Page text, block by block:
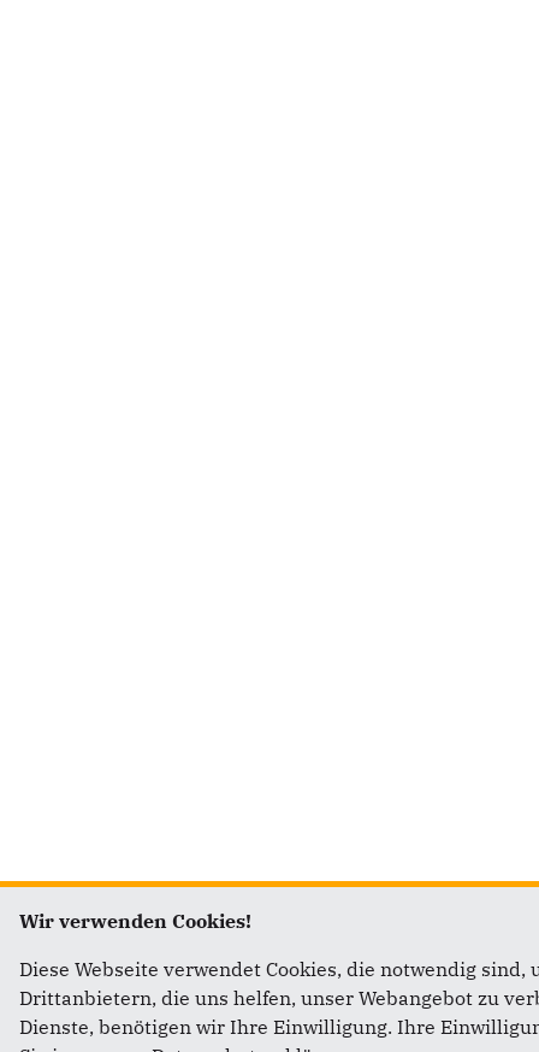
Wir verwenden Cookies!
Diese Webseite verwendet Cookies, die notwendig
Drittanbietern, die uns helfen, unser Webangebot zu
Dienste, benötigen wir Ihre Einwilligung. Ihre